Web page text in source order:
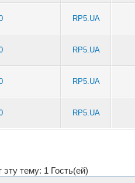
RP5.UA
RP5.UA
RP5.UA
RP5.UA
тему: 1 Гость(ей)